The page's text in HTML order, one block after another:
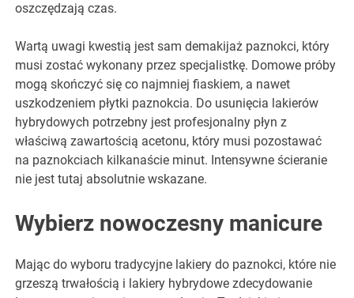
oszczędzają czas.
Wartą uwagi kwestią jest sam demakijaż paznokci, który
musi zostać wykonany przez specjalistkę. Domowe próby
mogą skończyć się co najmniej fiaskiem, a nawet
uszkodzeniem płytki paznokcia. Do usunięcia lakierów
hybrydowych potrzebny jest profesjonalny płyn z
właściwą zawartością acetonu, który musi pozostawać
na paznokciach kilkanaście minut. Intensywne ścieranie
nie jest tutaj absolutnie wskazane.
Wybierz nowoczesny manicure
Mając do wyboru tradycyjne lakiery do paznokci, które nie
grzeszą trwałością i lakiery hybrydowe zdecydowanie